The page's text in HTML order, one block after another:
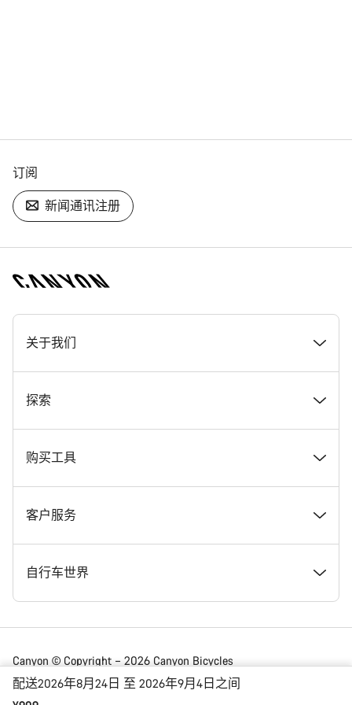
配送2026年8月24日 至 2026年9月4日之间
订阅
新闻通讯注册
[footer.linksList.title]
关于我们
奖项
在 Canyon 工作
Canyon 新闻发布室
条款和条件
法律披露
数据保护声明
探索
新闻和故事
提示和建议
Canyon Home Koblenz
会员礼遇
Canyon App
购买工具
找到您梦寐以求的 Canyon 自行车
现货自行车
找到您的 Canyon 尺寸
自行车对比
客户服务
支持中心
服务网点
送货
自行车世界
公路车
砾石车
Canyon © Copyright – 2026 Canyon Bicycles
GmbH – 保留所有权利